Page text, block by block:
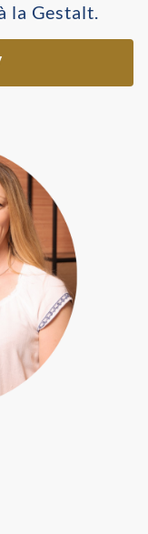
la Gestalt.